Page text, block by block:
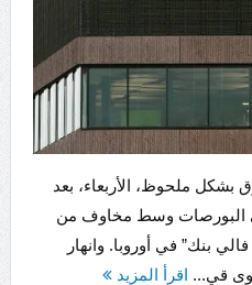
بشكل ملحوظ، الأربعاء، بعد
البورصات وسط مخاوف من
بنك” في أوروبا. وانهار
قي... اقرأ المزيد